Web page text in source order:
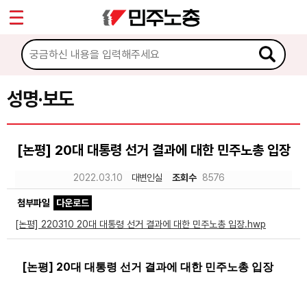
성명·보도
[논평] 20대 대통령 선거 결과에 대한 민주노총 입장
2022.03.10 대변인실 조회수 8576
첨부파일
다운로드
[논평] 220310 20대 대통령 선거 결과에 대한 민주노총 입장.hwp
[논평] 20대 대통령 선거 결과에 대한 민주노총 입장
마이페이지
소개
소식
공지사항
성명·보도
노동상담
자료
Sketchbook5, 스케치북5
Sketchbook5, 스케치북5